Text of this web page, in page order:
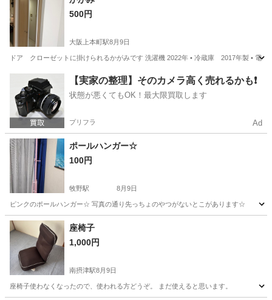
500円
大阪上本町駅8月9日
ドア クローゼットに掛けられるかがみです 洗濯機 2022年 • 冷蔵庫 2017年製 • 電子
大阪上本町駅 家具 クローゼット
【実家の整理】そのカメラ高く売れるかも❗️
状態が悪くてもOK！最大限買取します
プリフラ Ad
ポールハンガー☆
100円
牧野駅 8月9日
ピンクのポールハンガー☆ 写真の通り先っちょのやつがないとこがあります☆
大阪 枚方市 牧野駅
座椅子
1,000円
南摂津駅8月9日
座椅子使わなくなったので、使われる方どうぞ。 まだ使えると思います。